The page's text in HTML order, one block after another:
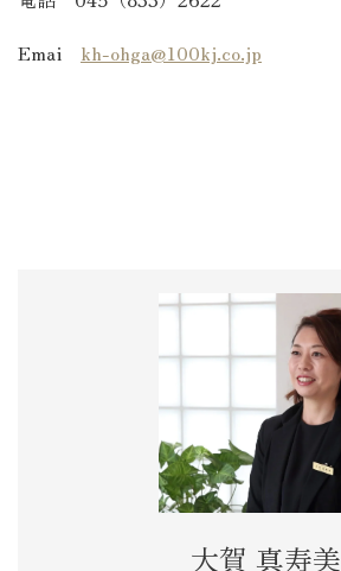
Emai kh-ohga@100kj.co.jp
大賀 真寿美